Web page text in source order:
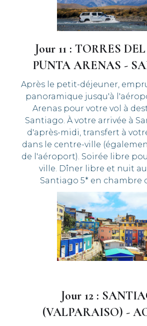
Jour 11 : TORRES
PUNTA ARENAS -
Après le petit-déjeuner,
panoramique jusqu'à
Arenas pour votre vol à
Santiago. À votre arrivée à
d'après-midi, transfert à
dans le centre-ville
de l'aéroport). Soirée libre
ville. Dîner libre et nuit
Santiago 5* en chambre
Jour 12 :
(VALPARAISO) -